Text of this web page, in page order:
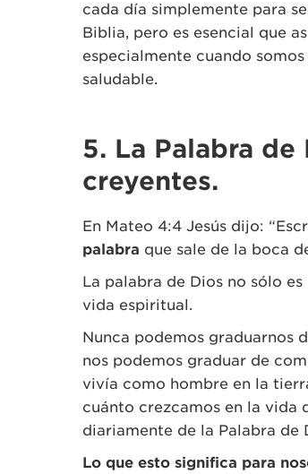
cada día simplemente para
Biblia, pero es esencial que
especialmente cuando
saludable.
5. La Palabra
creyentes.
En Mateo 4:4 Jesús dijo:
palabra que sale de la boca
La palabra de Dios no sólo
vida espiritual.
Nunca podemos graduarnos
nos podemos graduar de
vivía como hombre en la
cuánto crezcamos en la vida
diariamente de la Palabra de
Lo que esto significa para